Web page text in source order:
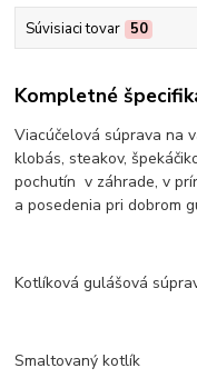
Súvisiaci tovar 50
Kompletné
Viacúčelová súprava na
klobás, steakov,
pochutín v záhrade, v
a posedenia pri dobrom
Kotlíková gulášová
Smaltovaný kotlík